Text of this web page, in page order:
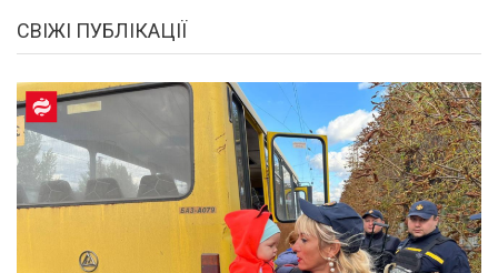
СВІЖІ ПУБЛІКАЦІЇ